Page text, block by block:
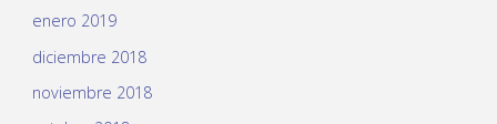
enero 2019
diciembre 2018
noviembre 2018